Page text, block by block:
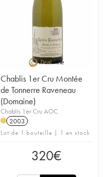
Chablis 1er Cru Montée
de Tonnerre Raveneau
(Domaine)
Chablis 1er Cru AOC
2003
Lot de 1 bouteille | 1 en stock
320€